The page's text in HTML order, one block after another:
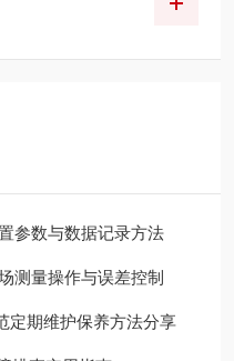
参数与数据记录方法
测量操作与误差控制
定期维护保养方法分享